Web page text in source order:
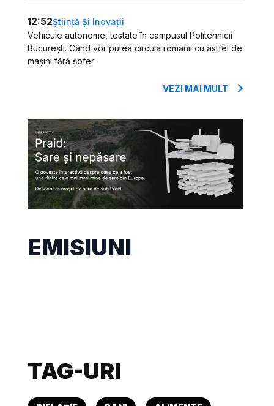
12:52Știință Și Inovații
Vehicule autonome, testate în campusul Politehnicii
București. Când vor putea circula românii cu astfel de
mașini fără șofer
VEZI MAI MULT
EMISIUNI
TAG-URI